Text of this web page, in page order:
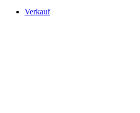
Verkauf